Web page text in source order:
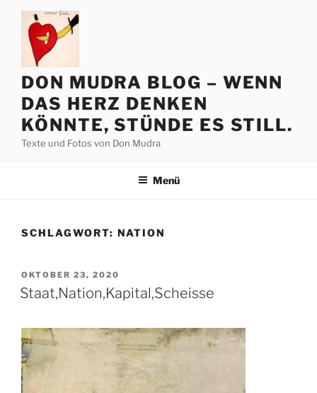
Zum
springen
DON MUDRA BLOG – WENN
DAS HERZ DENKEN
KÖNNTE, STÜNDE ES STILL.
Texte und Fotos von Don Mudra
Menü
SCHLAGWORT: NATION
VERÖFFENTLICHT
AM
OKTOBER 23, 2020
Staat,Nation,Kapital,Scheisse